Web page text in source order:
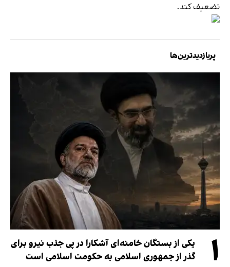
تضعیف کند.
پربازدیدترین‌ها
۱
یکی از بستگان خامنه‌ای آشکارا در پی جذب نیرو برای
گذر از جمهوری اسلامی به حکومت اسلامی است